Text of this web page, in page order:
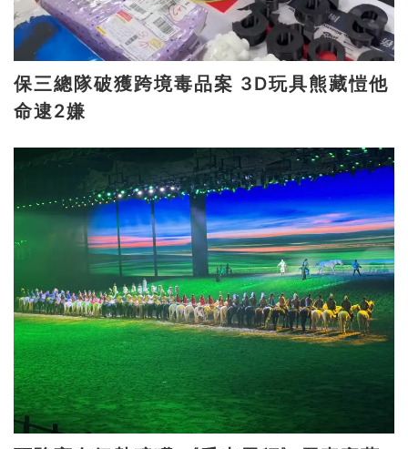
保三總隊破獲跨境毒品案 3D玩具熊藏愷他
命逮2嫌